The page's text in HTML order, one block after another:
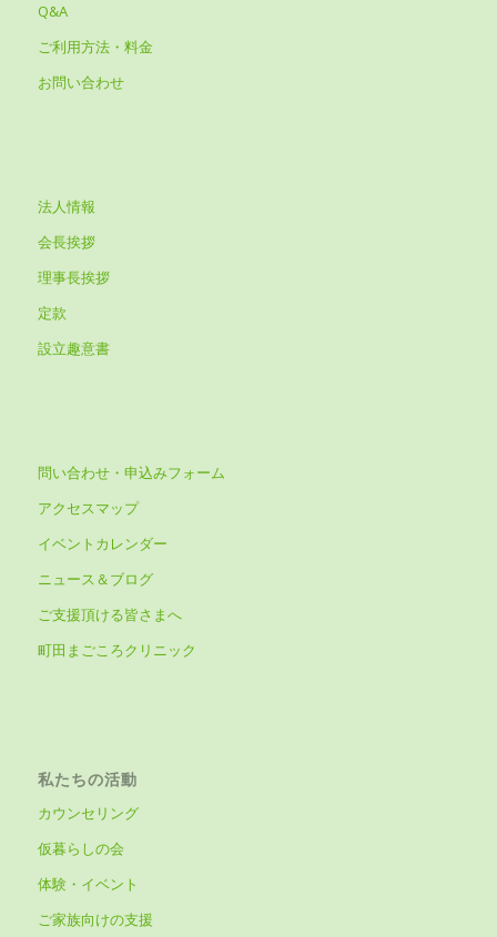
Q&A
ご利用方法・料金
お問い合わせ
法人情報
会長挨拶
理事長挨拶
定款
設立趣意書
問い合わせ・申込みフォーム
アクセスマップ
イベントカレンダー
ニュース＆ブログ
ご支援頂ける皆さまへ
町田まごころクリニック
私たちの活動
カウンセリング
仮暮らしの会
体験・イベント
ご家族向けの支援